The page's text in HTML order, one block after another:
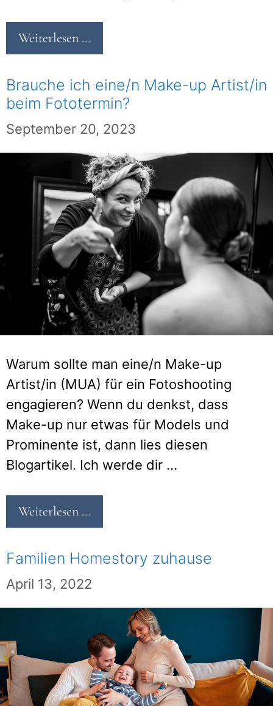
Weiterlesen …
Brauche ich eine/n Make-up Artist/in
beim Fototermin?
September 20, 2023
Warum sollte man eine/n Make-up
Artist/in (MUA) für ein Fotoshooting
engagieren? Wenn du denkst, dass
Make-up nur etwas für Models und
Prominente ist, dann lies diesen
Blogartikel. Ich werde dir …
Weiterlesen …
Familien Homestory zuhause
April 13, 2022